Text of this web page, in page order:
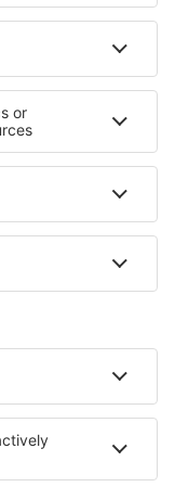
in Paracas